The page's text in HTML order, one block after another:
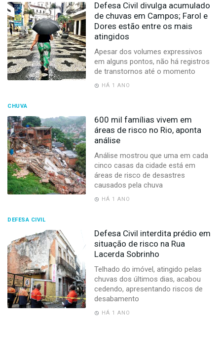
Defesa Civil divulga acumulado
de chuvas em Campos; Farol e
Dores estão entre os mais
atingidos
Apesar dos volumes expressivos
em alguns pontos, não há registros
de transtornos até o momento
HÁ 1 ANO
CHUVA
600 mil famílias vivem em
áreas de risco no Rio, aponta
análise
Análise mostrou que uma em cada
cinco casas da cidade está em
áreas de risco de desastres
causados pela chuva
HÁ 1 ANO
DEFESA CIVIL
Defesa Civil interdita prédio em
situação de risco na Rua
Lacerda Sobrinho
Telhado do imóvel, atingido pelas
chuvas dos últimos dias, acabou
cedendo, apresentando riscos de
desabamento
HÁ 1 ANO